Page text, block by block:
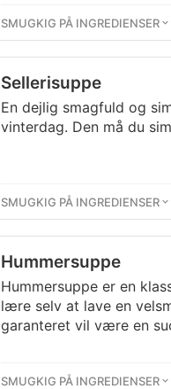
SMUGKIG PÅ INGREDIENSER
Sellerisuppe
En dejlig smagfuld og
vinterdag. Den må du
SMUGKIG PÅ INGREDIENSER
Hummersuppe
Hummersuppe er en
lære selv at lave en
garanteret vil være en
SMUGKIG PÅ INGREDIENSER